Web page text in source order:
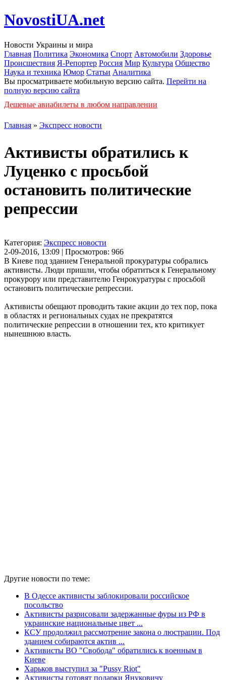
NovostiUA.net
Новости Украины и мира
Главная Политика Экономика Спорт Автомобили Здоровье
Происшествия Я-Репортер Россия Мир Культура Общество
Наука и техника Юмор Статьи Аналитика
Вы просматриваете мобильную версию сайта. Перейти на
полную версию сайта
Дешевые авиабилеты в любом направлении
Главная » Экспресс новости
Активисты обратились к
Луценко с просьбой
остановить политические
репрессии
Категория: Экспресс новости
2-09-2016, 13:09 | Просмотров: 966
В Киеве под зданием Генеральной прокуратуры собрались
активисты. Люди пришли, чтобы обратиться к Генеральному
прокурору или представителю Генрокуратуры с просьбой
остановить политические репрессии.
Активисты обещают проводить такие акции до тех пор, пока
в областях и региональных судах не прекратятся
политические репрессии в отношении тех, кто критикует
нынешнюю власть.
Другие новости по теме:
В Одессе активисты заблокировали российское
посольство
Активисты разрисовали задержанные фуры из РФ в
украинские национальные цвет ...
КСУ продолжил рассмотрение закона о люстрации. Под
зданием собираются актив ...
Активисты ВО "Свобода" обратились к военным в
Киеве
Харьков выступил за "Pussy Riot"
Активисты готовят подарки Януковичу